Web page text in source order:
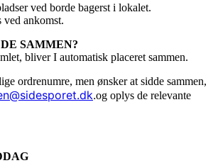
ved borde bagerst i lokalet.
ved ankomst.
SAMMEN?
bliver I automatisk placeret sammen.
ordrenumre, men ønsker at sidde sammen,
.og oplys de relevante